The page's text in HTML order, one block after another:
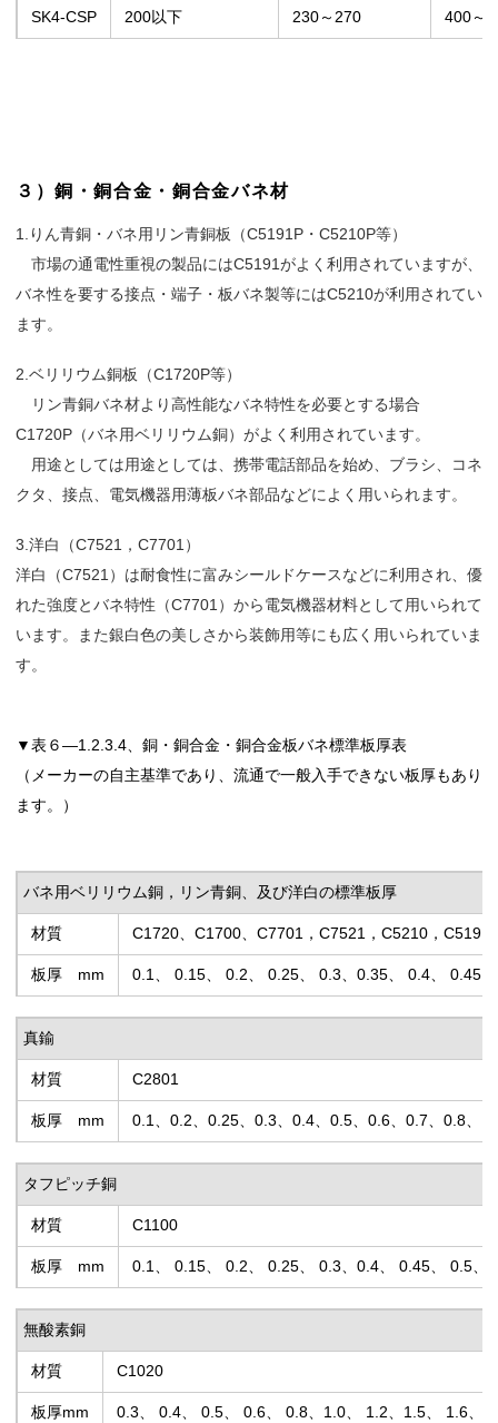
SK4-CSP 200以下 230～270 400～
３）銅・銅合金・銅合金バネ材
1.りん青銅・バネ用リン青銅板（C5191P・C5210P等）
市場の通電性重視の製品にはC5191がよく利用されていますが、
バネ性を要する接点・端子・板バネ製等にはC5210が利用されてい
ます。
2.ベリリウム銅板（C1720P等）
リン青銅バネ材より高性能なバネ特性を必要とする場合
C1720P（バネ用ベリリウム銅）がよく利用されています。
用途としては用途としては、携帯電話部品を始め、ブラシ、コネ
クタ、接点、電気機器用薄板バネ部品などによく用いられます。
3.洋白（C7521，C7701）
洋白（C7521）は耐食性に富みシールドケースなどに利用され、優
れた強度とバネ特性（C7701）から電気機器材料として用いられて
います。また銀白色の美しさから装飾用等にも広く用いられていま
す。
▼表６―1.2.3.4、銅・銅合金・銅合金板バネ標準板厚表
（メーカーの自主基準であり、流通で一般入手できない板厚もあり
ます。）
バネ用ベリリウム銅，リン青銅、及び洋白の標準板厚
材質 C1720、C1700、C7701，C7521，C5210，C5191
板厚 mm 0.1、 0.15、 0.2、 0.25、 0.3、0.35、 0.4、 0.45
真鍮
材質 C2801
板厚 mm 0.1、0.2、0.25、0.3、0.4、0.5、0.6、0.7、0.8、
タフピッチ銅
材質 C1100
板厚 mm 0.1、 0.15、 0.2、 0.25、 0.3、0.4、 0.45、 0.5
無酸素銅
材質 C1020
板厚mm 0.3、 0.4、 0.5、 0.6、 0.8、1.0、 1.2、1.5、 1.6、